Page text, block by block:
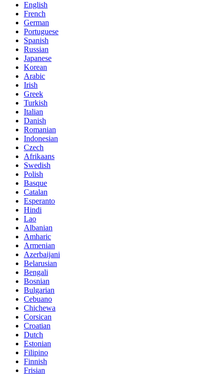
English
French
German
Portuguese
Spanish
Russian
Japanese
Korean
Arabic
Irish
Greek
Turkish
Italian
Danish
Romanian
Indonesian
Czech
Afrikaans
Swedish
Polish
Basque
Catalan
Esperanto
Hindi
Lao
Albanian
Amharic
Armenian
Azerbaijani
Belarusian
Bengali
Bosnian
Bulgarian
Cebuano
Chichewa
Corsican
Croatian
Dutch
Estonian
Filipino
Finnish
Frisian